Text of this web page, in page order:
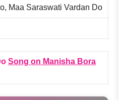
Maa Saraswati Vardan Do
Song on Manisha Bora